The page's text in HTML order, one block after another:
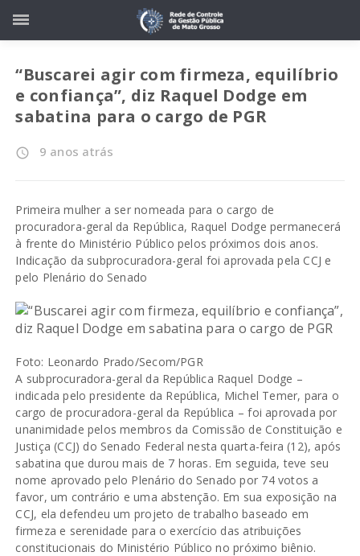
“Buscarei agir com firmeza, equilíbrio
e confiança”, diz Raquel Dodge em
sabatina para o cargo de PGR
access_time 9 anos atrás
Primeira mulher a ser nomeada para o cargo de
procuradora-geral da República, Raquel Dodge permanecerá
à frente do Ministério Público pelos próximos dois anos.
Indicação da subprocuradora-geral foi aprovada pela CCJ e
pelo Plenário do Senado
Foto: Leonardo Prado/Secom/PGR
A subprocuradora-geral da República Raquel Dodge –
indicada pelo presidente da República, Michel Temer, para o
cargo de procuradora-geral da República – foi aprovada por
unanimidade pelos membros da Comissão de Constituição e
Justiça (CCJ) do Senado Federal nesta quarta-feira (12), após
sabatina que durou mais de 7 horas. Em seguida, teve seu
nome aprovado pelo Plenário do Senado por 74 votos a
favor, um contrário e uma abstenção. Em sua exposição na
CCJ, ela defendeu um projeto de trabalho baseado em
firmeza e serenidade para o exercício das atribuições
constitucionais do Ministério Público no próximo biênio.